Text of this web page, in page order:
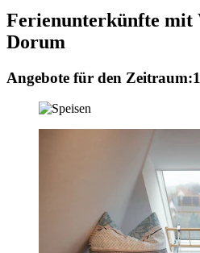
Ferienunterkünfte mit
Dorum
Angebote für den Zeitraum: